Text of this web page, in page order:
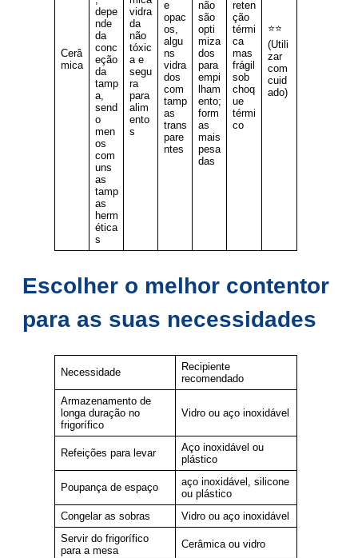
Cerâ
mica
depe
nde
da
conc
eção
da
tamp
a,
send
o
men
os
com
uns
as
tamp
as
herm
ética
s
vidra
da
não
tóxic
a e
segu
ra
para
alim
ento
s
e
opac
os,
algu
ns
vidra
dos
com
tamp
as
trans
pare
ntes
não
são
opti
miza
dos
para
empi
lham
ento;
form
as
mais
pesa
das
reten
ção
térmi
ca
mas
frágil
sob
choq
ue
térmi
co
⭐⭐
(Utili
zar
com
cuid
ado)
Escolher o melhor contentor
para as suas necessidades
Necessidade
Recipiente
recomendado
Armazenamento de
longa duração no
frigorífico
Vidro ou aço inoxidável
Refeições para levar
Aço inoxidável ou
plástico
Poupança de espaço
aço inoxidável, silicone
ou plástico
Congelar as sobras
Vidro ou aço inoxidável
Servir do frigorífico
para a mesa
Cerâmica ou vidro